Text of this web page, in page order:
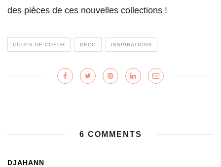
des pièces de ces nouvelles collections !
COUPS DE COEUR DÉCO INSPIRATIONS
6 COMMENTS
DJAHANN